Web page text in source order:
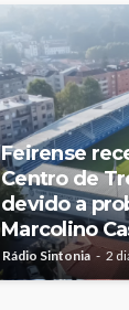
Feirense
Centro de
devido a
Marcolino
Rádio Sintonia 2